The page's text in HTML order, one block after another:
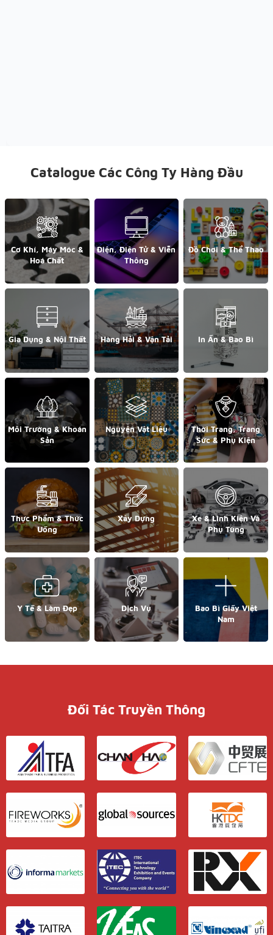
Catalogue Các Công Ty Hàng Đầu
Cơ Khí, Máy Móc &
Hoá Chất
Điện, Điện Tử & Viễn
Thông
Đồ Chơi & Thể Thao
Gia Dụng & Nội Thất Hàng Hải & Vận Tải In Ấn & Bao Bì
Môi Trường & Khoán
Sản
Nguyên Vật Liệu
Thời Trang, Trang
Sức & Phụ Kiện
Thực Phẩm & Thức
Uống
Xây Dựng
Xe & Linh Kiện Và
Phụ Tùng
Y Tế & Làm Đẹp Dịch Vụ
Bao Bì Giấy Việt
Nam
Đối Tác Truyền Thông